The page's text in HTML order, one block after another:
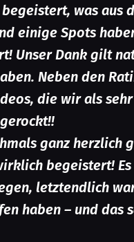
was aus
einige Spots
Unser Dank gilt
Neben den
die wir als
ganz herzlich
begeistert!
letztendlich
haben – und das